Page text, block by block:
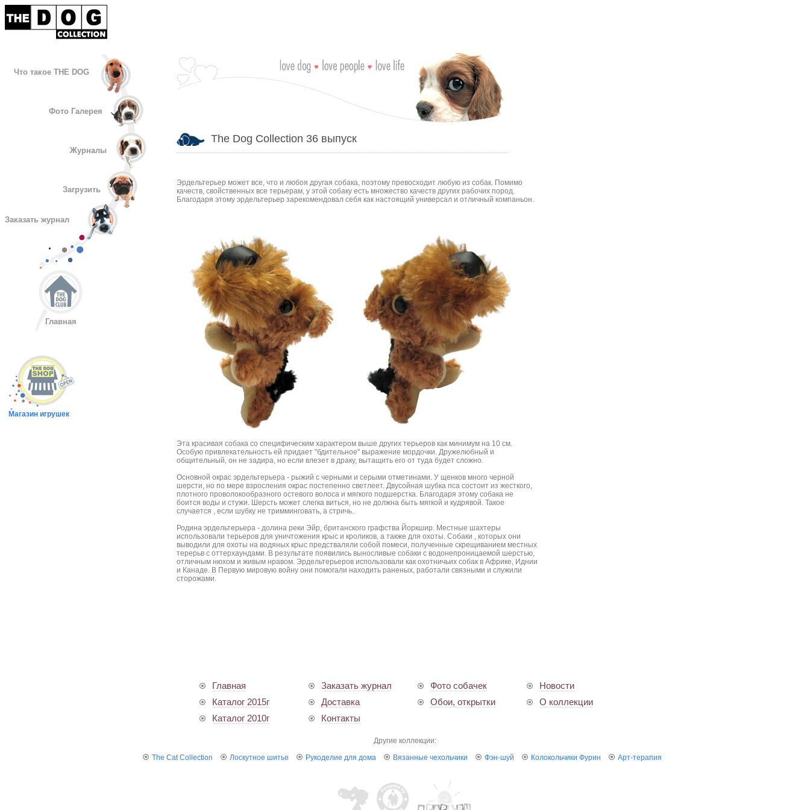
Что такое THE DOG
Фото Галерея
Журналы
Загрузить
Заказать журнал
Главная
Магазин игрушек
The Dog Collection 36 выпуск
Эрдельтерьер может все, что и любоя другая собака, поэтому превосходит любую из собак. Помимо
качеств, свойственных все терьерам, у этой собаку есть множество качеств других рабочих пород.
Благодаря этому эрдельтерьер зарекомендовал себя как настоящий универсал и отличный компаньон.
Эта красивая собака со специфическим характером выше других терьеров как минимум на 10 см.
Особую привлекательность ей придает "бдительное" выражение мордочки. Дружелюбный и
общительный, он не задира, но если влезет в драку, вытащить его от туда будет сложно.
Основной окрас эрдельтерьера - рыжий с черными и серыми отметинами. У щенков много черной
шерсти, но по мере взросления окрас постепенно светлеет. Двусойная шубка пса состоит из жесткого,
плотного проволокообразного остевого волоса и мягкого подшерстка. Благодаря этому собака не
боится воды и стужи. Шерсть может слегка виться, но не должна быть мягкой и кудрявой. Такое
случается , если шубку не тримминговать, а стричь.
Родина эрдельтерьера - долина реки Эйр, британского графства Йоркшир. Местные шахтеры
использовали терьеров для уничтожения крыс и кроликов, а также для охоты. Собаки , которых они
выводили для охоты на водяных крыс предстваляли собой помеси, полученные скрещиванием местных
терерьв с оттерхаундами. В результате появились выносливые собаки с водонепроницаемой шерстью,
отличным нюхом и живым нравом. Эрдельтерьеров использовали как охотничьих собак в Африке, Иднии
и Канаде. В Первую мировую войну они помогали находить раненых, работали связными и служили
сторожами.
Главная
Каталог 2015г
Каталог 2010г
Заказать журнал
Доставка
Контакты
Фото собачек
Обои, открытки
Новости
О коллекции
Другие коллекции:
The Cat Collection
Лоскутное шитье Рукоделие для дома Вязанные чехольчики Фэн-шуй Колокольчики Фурин Арт-терапия